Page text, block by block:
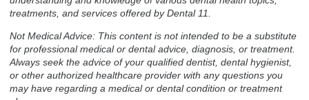
treatments, and services offered by Dental 11.
Not Medical Advice: This content is not intended to be a substitute
for professional medical or dental advice, diagnosis, or treatment.
Always seek the advice of your qualified dentist, dental hygienist,
or other authorized healthcare provider with any questions you
may have regarding a medical or dental condition or treatment